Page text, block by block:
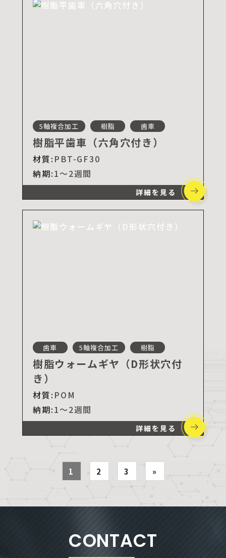
5軸複合加工 樹脂 歯車
樹脂平歯車（六角穴付き）
材質: PBT-GF30
納期:1～2週間
詳細を見る
歯車 5軸複合加工 樹脂
樹脂ウォームギヤ（D形状穴付
き）
材質: POM
納期:1～2週間
詳細を見る
1 2 3 »
CONTACT